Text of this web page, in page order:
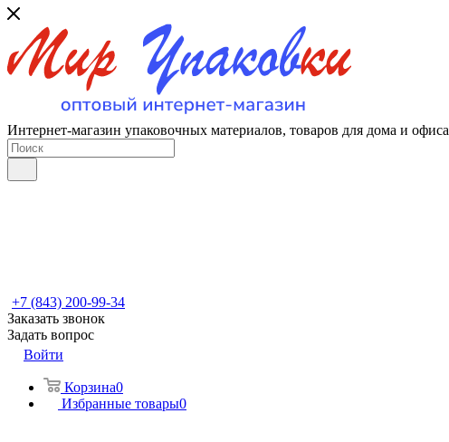
Интернет-магазин упаковочных материалов, товаров для дома и офиса
+7 (843) 200-99-34
Заказать звонок
Задать вопрос
Войти
Корзина0
Избранные товары0